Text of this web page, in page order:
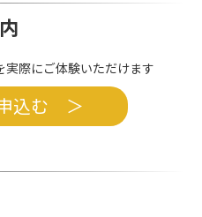
際にご体験いただけます
込む ＞